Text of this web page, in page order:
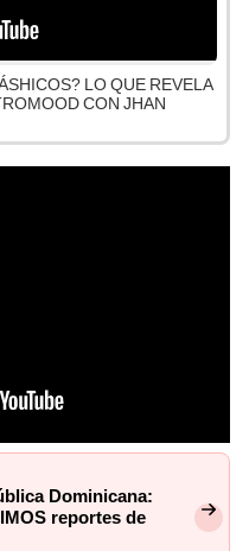
LO QUE REVELA
CON JHAN
Dominicana:
reportes de